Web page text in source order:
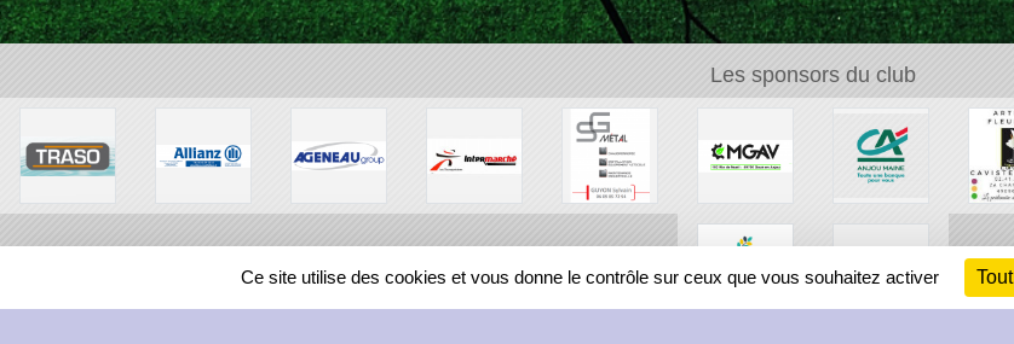
Les sponsors du club
Ce site utilise des cookies et vous donne le contrôle sur ceux que vous souhaitez activer